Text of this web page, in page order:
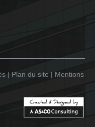
| Plan du site | Mentions